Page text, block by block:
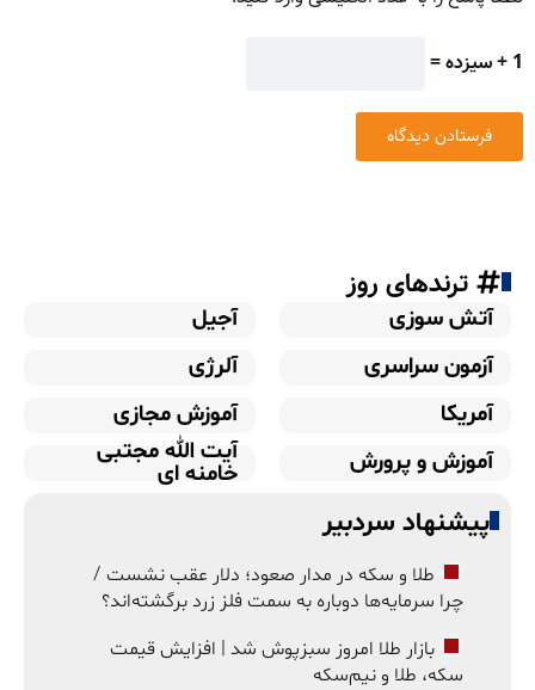
1 + سیزده =
ترندهای روز
آتش سوزی
آجیل
آزمون سراسری
آلرژی
آمریکا
آموزش مجازی
آموزش و پرورش
آیت الله مجتبی
خامنه ای
پیشنهاد سردبیر
طلا و سکه در مدار صعود؛ دلار عقب نشست /
چرا سرمایه‌ها دوباره به سمت فلز زرد برگشته‌اند؟
بازار طلا امروز سبزپوش شد | افزایش قیمت
سکه، طلا و نیم‌سکه